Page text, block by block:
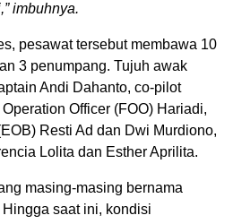
imbuhnya.
pesawat tersebut membawa 10
3 penumpang. Tujuh awak
Andi Dahanto, co-pilot
Officer (FOO) Hariadi,
Resti Ad dan Dwi Murdiono,
Lolita dan Esther Aprilita.
masing-masing bernama
saat ini, kondisi